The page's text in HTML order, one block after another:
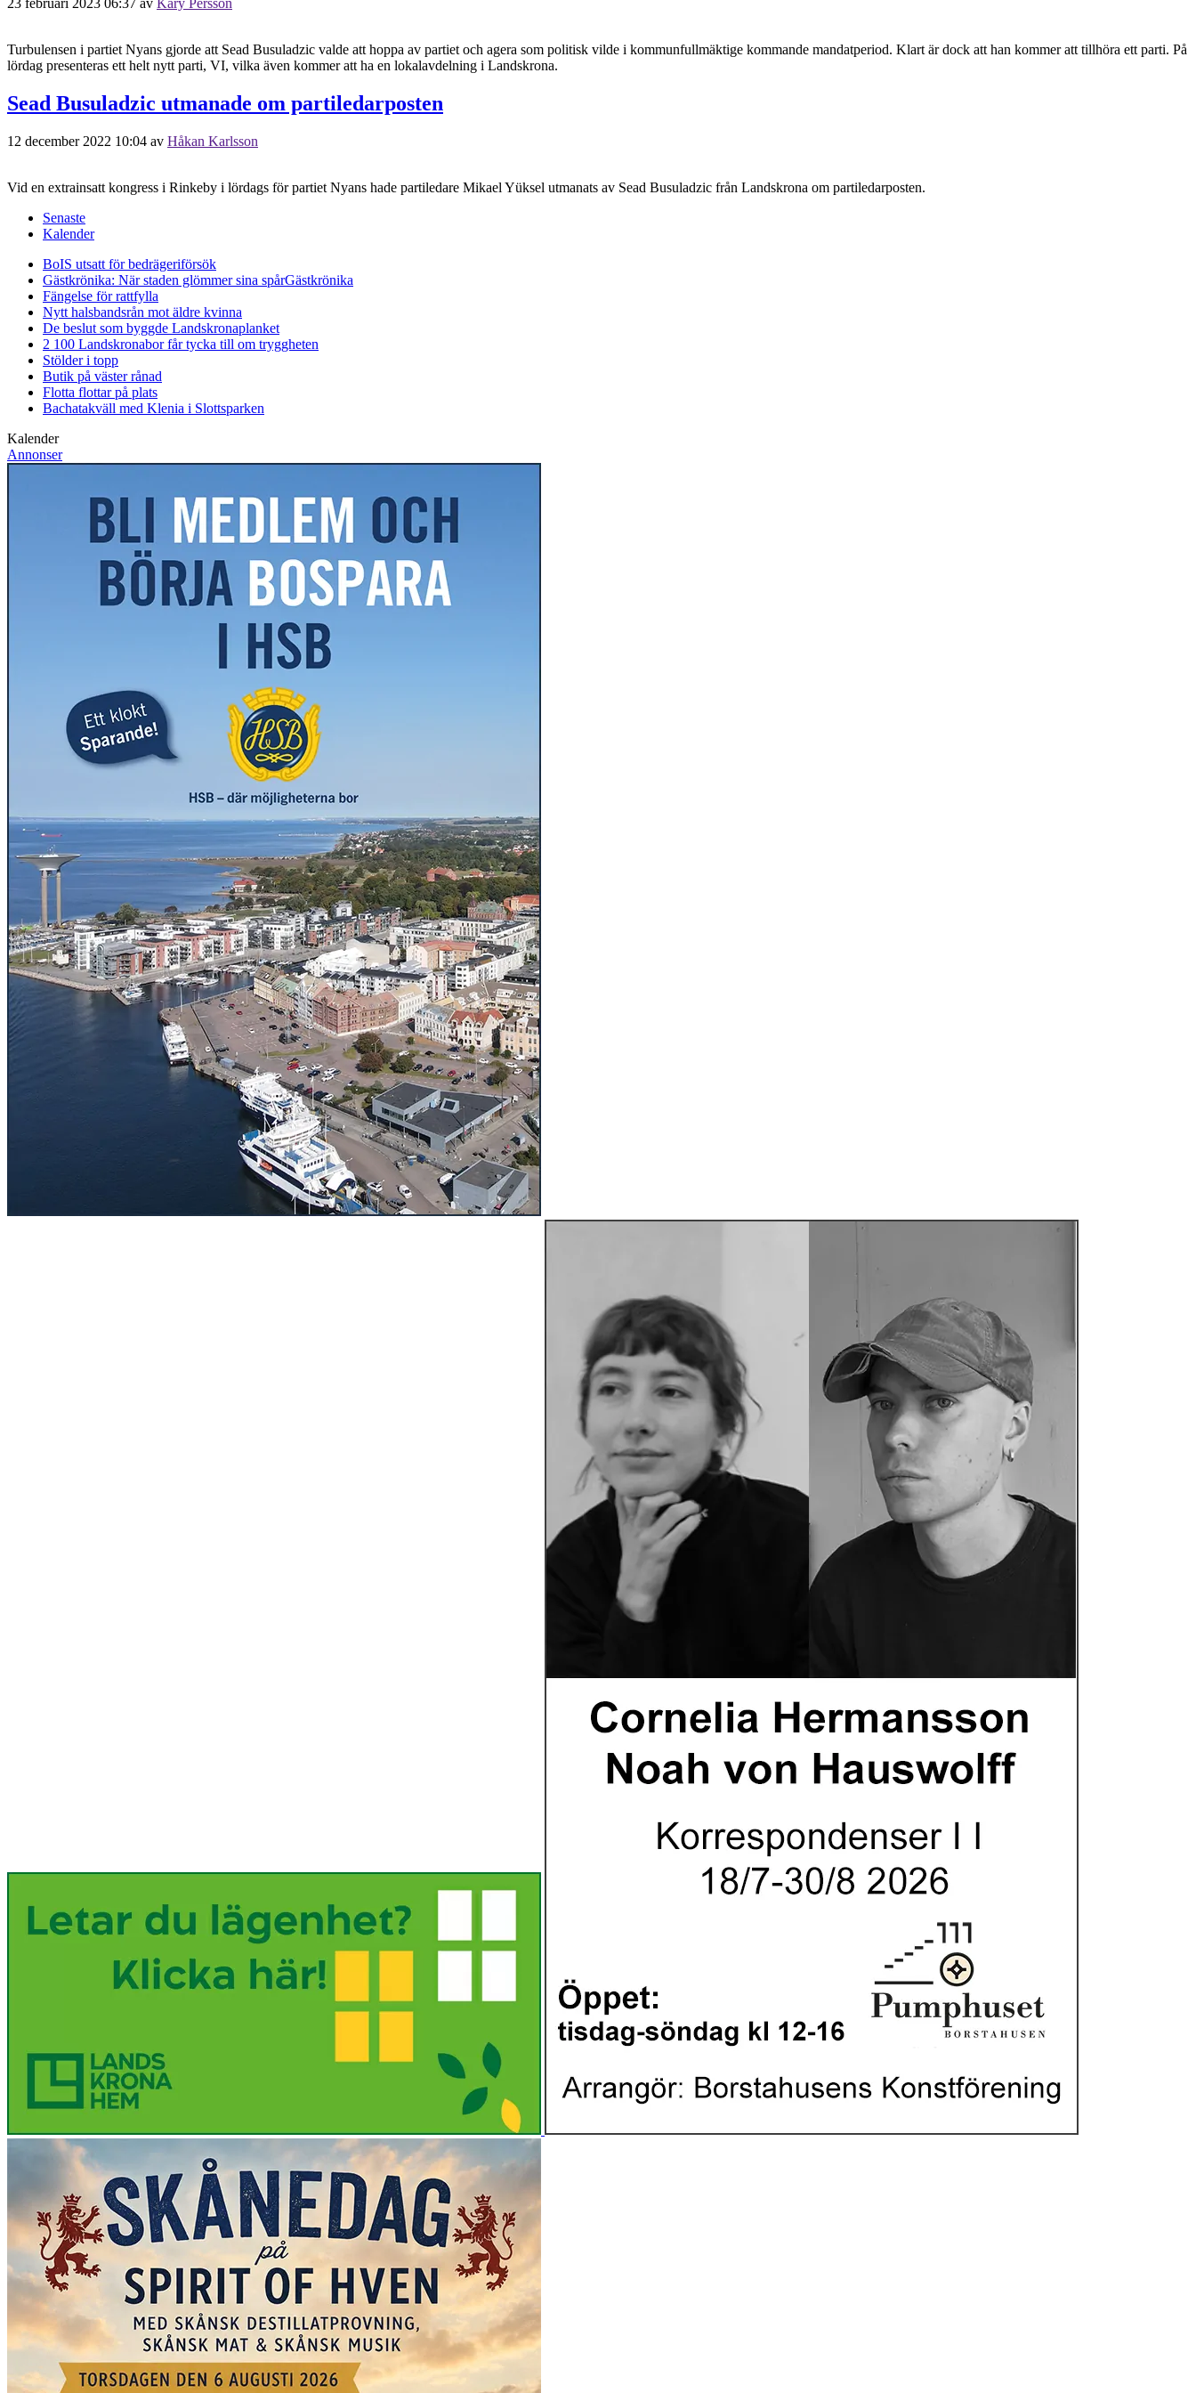
Turbulensen i partiet Nyans gjorde att Sead Busuladzic valde att hoppa av partiet och agera som politisk vilde i kommunfullmäktige kommande mandatperiod. Klart är dock att han kommer att tillhöra ett parti. På
lördag presenteras ett helt nytt parti, VI, vilka även kommer att ha en lokalavdelning i Landskrona.
Sead Busuladzic utmanade om partiledarposten
12 december 2022 10:04 av Håkan Karlsson
Vid en extrainsatt kongress i Rinkeby i lördags för partiet Nyans hade partiledare Mikael Yüksel utmanats av Sead Busuladzic från Landskrona om partiledarposten.
Senaste
Kalender
BoIS utsatt för bedrägeriförsök
Gästkrönika: När staden glömmer sina spårGästkrönika
Fängelse för rattfylla
Nytt halsbandsrån mot äldre kvinna
De beslut som byggde Landskronaplanket
2 100 Landskronabor får tycka till om tryggheten
Stölder i topp
Butik på väster rånad
Flotta flottar på plats
Bachatakväll med Klenia i Slottsparken
Kalender
Annonser